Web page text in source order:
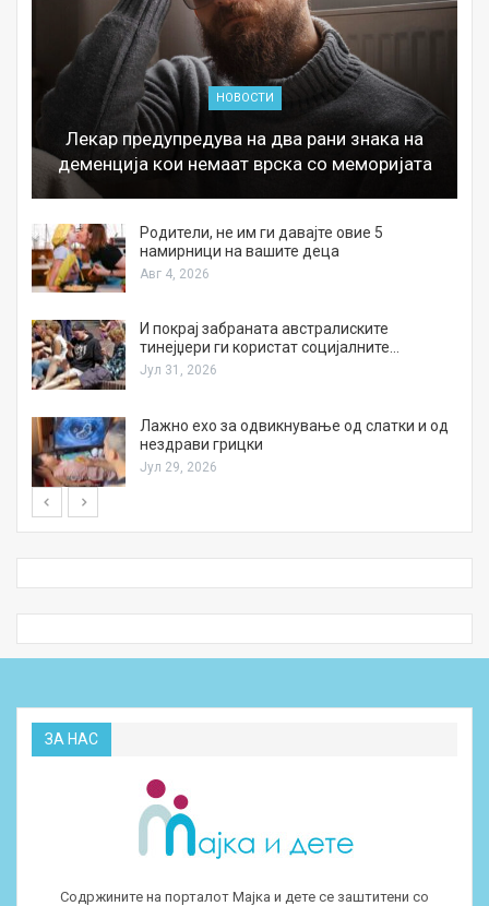
НОВОСТИ
Лекар предупредува на два рани знака на
деменција кои немаат врска со меморијата
Родители, не им ги давајте овие 5
намирници на вашите деца
Авг 4, 2026
И покрај забраната австралиските
тинејџери ги користат социјалните…
Јул 31, 2026
Лажно ехо за одвикнување од слатки и од
нездрави грицки
Јул 29, 2026
ЗА НАС
Содржините на порталот Мајка и дете се заштитени со